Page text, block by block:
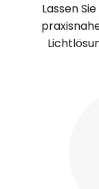
Lassen